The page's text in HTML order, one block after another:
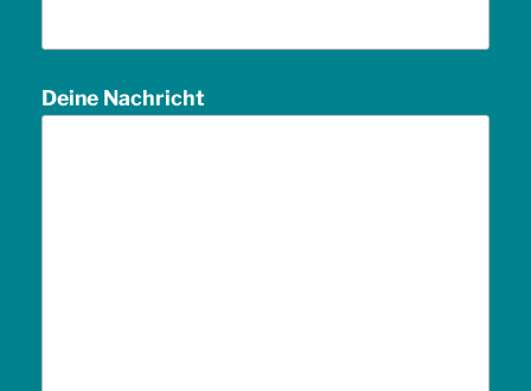
Deine Nachricht